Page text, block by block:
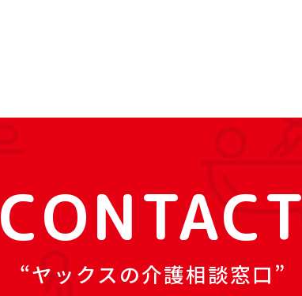
CONTACT
ヤックスの介護相談窓口